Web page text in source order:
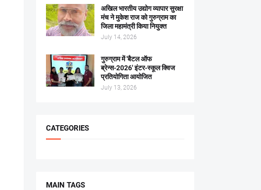
अखिल भारतीय उद्योग व्यापार सुरक्षा
मंच ने मुकेश राज को गुरुग्राम का
जिला महामंत्री किया नियुक्त
July 14, 2026
गुरुग्राम में 'बैटल ऑफ
ब्रेन्स-2026' इंटर-स्कूल क्विज
प्रतियोगिता आयोजित
July 13, 2026
CATEGORIES
MAIN TAGS